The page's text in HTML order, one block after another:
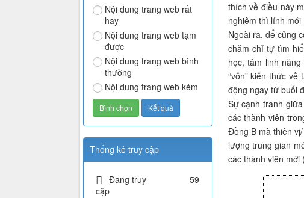
thích về điều này
nghiêm thì lính
Ngoài ra, để củng
chăm chỉ tự tìm
học, tâm linh
“vốn” kiến thức
động ngay từ buổi
Sự cạnh tranh
các thành viên
Đồng B mà thiên
lượng trung gian
các thành viên mới
Nội dung trang web rất
hay
Nội dung trang web tạm
được
Nội dung trang web bình
thường
Nội dung trang web kém
Thống kê truy cập
Đang truy
cập
59